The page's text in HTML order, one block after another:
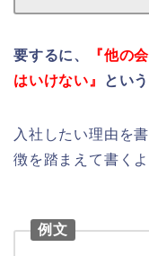
要するに、
『他の
はいけない』
とい
入社したい理由を
徴を踏まえて書く
例文